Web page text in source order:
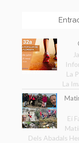
La
La
Ei
Dels Abadals